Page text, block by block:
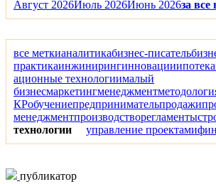
Август 2026Июль 2026Июнь 2026за все
все меткианалитикабизнес-писатель
практикаинжинирингинновацииипотека
ационные технологиималый
бизнесмаркетингменеджмент
КРобучениепредпринимательпродажи
менеджментпроизводстворегламенты
технологии
управление проектами
публикатор